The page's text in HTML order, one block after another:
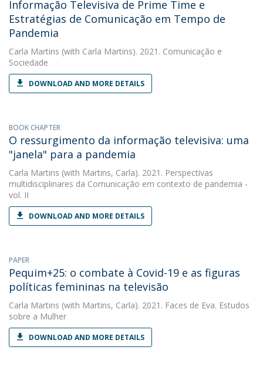
Informação Televisiva de Prime Time e
Estratégias de Comunicação em Tempo de
Pandemia
Carla Martins (with Carla Martins). 2021. Comunicação e
Sociedade
DOWNLOAD AND MORE DETAILS
BOOK CHAPTER
O ressurgimento da informação televisiva: uma
"janela" para a pandemia
Carla Martins (with Martins, Carla). 2021. Perspectivas
multidisciplinares da Comunicação em contexto de pandemia -
vol. II
DOWNLOAD AND MORE DETAILS
PAPER
Pequim+25: o combate à Covid-19 e as figuras
políticas femininas na televisão
Carla Martins (with Martins, Carla). 2021. Faces de Eva. Estudos
sobre a Mulher
DOWNLOAD AND MORE DETAILS